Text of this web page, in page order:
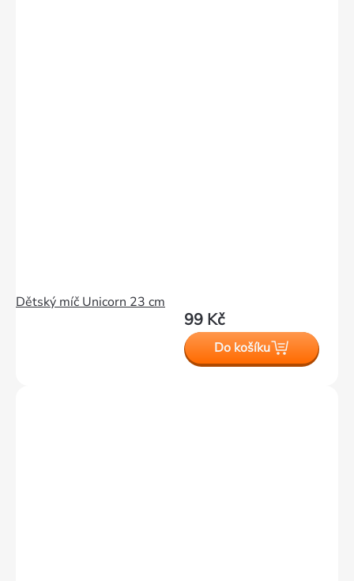
Dětský míč Unicorn 23 cm
99 Kč
Do košíku